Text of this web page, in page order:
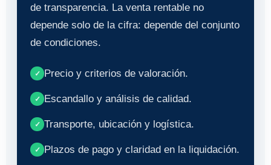
de transparencia. La venta rentable no
depende solo de la cifra: depende del conjunto
de condiciones.
✓ Precio y criterios de valoración.
✓ Escandallo y análisis de calidad.
✓ Transporte, ubicación y logística.
✓ Plazos de pago y claridad en la liquidación.